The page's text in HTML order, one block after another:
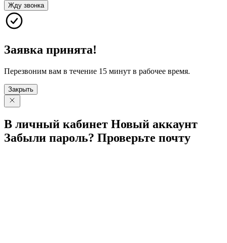
Жду звонка
Заявка принята!
Перезвоним вам в течение 15 минут в рабочее время.
Закрыть
В личный кабинет Новый аккаунт
Забыли пароль? Проверьте почту